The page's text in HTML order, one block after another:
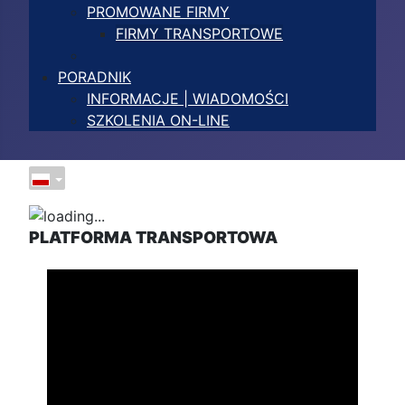
PROMOWANE FIRMY
FIRMY TRANSPORTOWE
PORADNIK
INFORMACJE | WIADOMOŚCI
SZKOLENIA ON-LINE
PLATFORMA TRANSPORTOWA